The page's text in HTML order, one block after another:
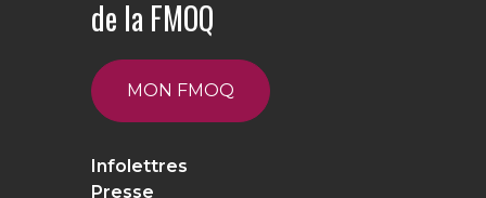
de la FMOQ
MON FMOQ
Infolettres
Presse